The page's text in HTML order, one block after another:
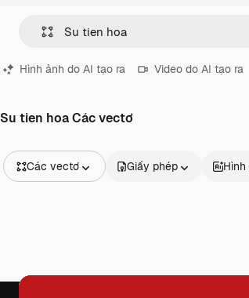
Hình ảnh do AI tạo ra Video do AI tạo ra
Su tien hoa Các vectơ
Các vectơ
Video
Giấy phép